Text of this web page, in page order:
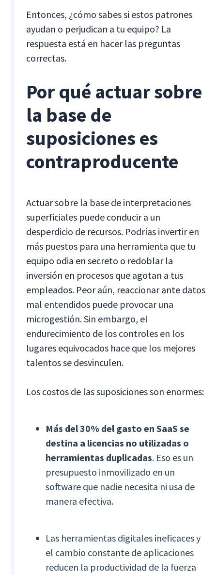
Entonces, ¿cómo sabes si estos patrones
ayudan o perjudican a tu equipo? La
respuesta está en hacer las preguntas
correctas.
Por qué actuar sobre
la base de
suposiciones es
contraproducente
Actuar sobre la base de interpretaciones
superficiales puede conducir a un
desperdicio de recursos. Podrías invertir en
más puestos para una herramienta que tu
equipo odia en secreto o redoblar la
inversión en procesos que agotan a tus
empleados. Peor aún, reaccionar ante datos
mal entendidos puede provocar una
microgestión. Sin embargo, el
endurecimiento de los controles en los
lugares equivocados hace que los mejores
talentos se desvinculen.
Los costos de las suposiciones son enormes:
Más del 30% del gasto en SaaS se
destina a licencias no utilizadas o
herramientas duplicadas. Eso es un
presupuesto inmovilizado en un
software que nadie necesita ni usa de
manera efectiva.
Las herramientas digitales ineficaces y
el cambio constante de aplicaciones
reducen la productividad de la fuerza